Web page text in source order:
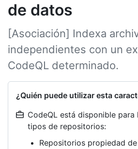
de datos
[Asociación] Indexa
independientes con un
CodeQL determinado.
¿Quién puede utilizar esta
CodeQL está disponible para
tipos de repositorios:
Repositorios propiedad